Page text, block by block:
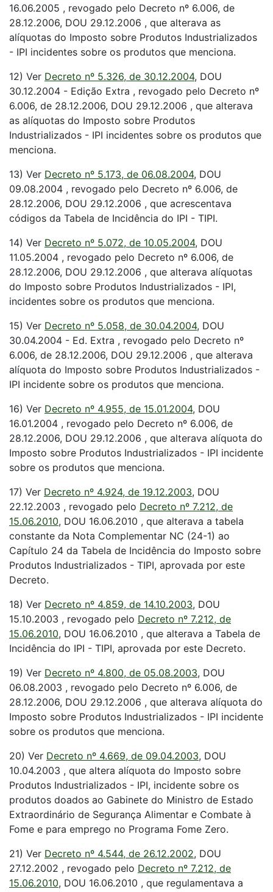
16.06.2005 , revogado pelo Decreto nº 6.006, de
28.12.2006, DOU 29.12.2006 , que alterava as
alíquotas do Imposto sobre Produtos Industrializados
- IPI incidentes sobre os produtos que menciona.
12) Ver Decreto nº 5.326, de 30.12.2004, DOU
30.12.2004 - Edição Extra , revogado pelo Decreto nº
6.006, de 28.12.2006, DOU 29.12.2006 , que alterava
as alíquotas do Imposto sobre Produtos
Industrializados - IPI incidentes sobre os produtos que
menciona.
13) Ver Decreto nº 5.173, de 06.08.2004, DOU
09.08.2004 , revogado pelo Decreto nº 6.006, de
28.12.2006, DOU 29.12.2006 , que acrescentava
códigos da Tabela de Incidência do IPI - TIPI.
14) Ver Decreto nº 5.072, de 10.05.2004, DOU
11.05.2004 , revogado pelo Decreto nº 6.006, de
28.12.2006, DOU 29.12.2006 , que alterava alíquotas
do Imposto sobre Produtos Industrializados - IPI,
incidentes sobre os produtos que menciona.
15) Ver Decreto nº 5.058, de 30.04.2004, DOU
30.04.2004 - Ed. Extra , revogado pelo Decreto nº
6.006, de 28.12.2006, DOU 29.12.2006 , que alterava
alíquota do Imposto sobre Produtos Industrializados -
IPI incidente sobre os produtos que menciona.
16) Ver Decreto nº 4.955, de 15.01.2004, DOU
16.01.2004 , revogado pelo Decreto nº 6.006, de
28.12.2006, DOU 29.12.2006 , que alterava alíquota do
Imposto sobre Produtos Industrializados - IPI incidente
sobre os produtos que menciona.
17) Ver Decreto nº 4.924, de 19.12.2003, DOU
22.12.2003 , revogado pelo Decreto nº 7.212, de
15.06.2010, DOU 16.06.2010 , que alterava a tabela
constante da Nota Complementar NC (24-1) ao
Capítulo 24 da Tabela de Incidência do Imposto sobre
Produtos Industrializados - TIPI, aprovada por este
Decreto.
18) Ver Decreto nº 4.859, de 14.10.2003, DOU
15.10.2003 , revogado pelo Decreto nº 7.212, de
15.06.2010, DOU 16.06.2010 , que alterava a Tabela de
Incidência do IPI - TIPI, aprovada por este Decreto.
19) Ver Decreto nº 4.800, de 05.08.2003, DOU
06.08.2003 , revogado pelo Decreto nº 6.006, de
28.12.2006, DOU 29.12.2006 , que alterava alíquota do
Imposto sobre Produtos Industrializados - IPI incidente
sobre os produtos que menciona.
20) Ver Decreto nº 4.669, de 09.04.2003, DOU
10.04.2003 , que altera alíquota do Imposto sobre
Produtos Industrializados - IPI, incidente sobre os
produtos doados ao Gabinete do Ministro de Estado
Extraordinário de Segurança Alimentar e Combate à
Fome e para emprego no Programa Fome Zero.
21) Ver Decreto nº 4.544, de 26.12.2002, DOU
27.12.2002 , revogado pelo Decreto nº 7.212, de
15.06.2010, DOU 16.06.2010 , que regulamentava a